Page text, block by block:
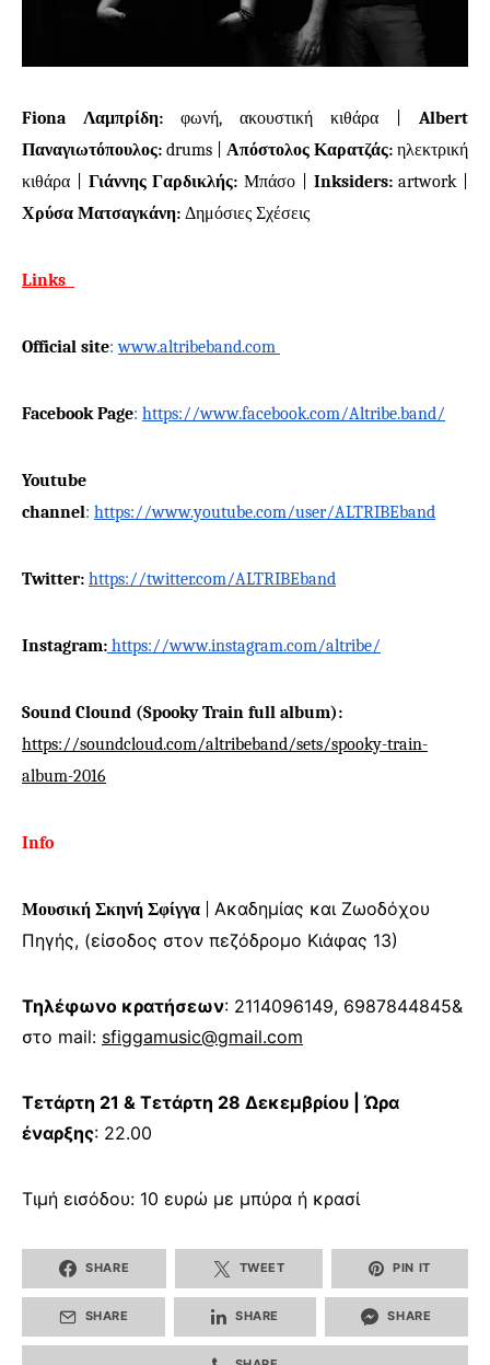
Fiona Λαμπρίδη: φωνή, ακουστική κιθάρα | Albert
Παναγιωτόπουλος: drums Απόστολος Καρατζάς: ηλεκτρική
κιθάρα | Γιάννης Γαρδικλής: Μπάσο | Inksiders:artwork|
Χρύσα Ματσαγκάνη: Δημόσιες Σχέσεις
Links
Official site:www.altribeband.com
Facebook Page: https://www.facebook.com/Altribe.band/
Youtube
channel: https://www.youtube.com/user/ALTRIBEband
Twitter: https://twitter.com/ALTRIBEband
Instagram: https://www.instagram.com/altribe/
Sound Clound (Spooky Train full album):
https://soundcloud.com/altribeband/sets/spooky-train-
album-2016
Info
Μουσική Σκηνή Σφίγγα
Ακαδημίας και Ζωοδόχου
Πηγής, (είσοδος στον πεζόδρομο Κιάφας 13)
Τηλέφωνο κρατήσεων: 2114096149, 6987844845&
στο mail: sfiggamusic@gmail.com
Τετάρτη 21 & Τετάρτη 28 Δεκεμβρίου | Ώρα
έναρξης: 22.00
Τιμή εισόδου: 10 ευρώ με μπύρα ή κρασί
SHARE TWEET PIN IT
SHARE SHARE SHARE